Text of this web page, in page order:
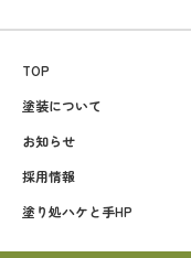
TOP
塗装について
お知らせ
採用情報
塗り処ハケと手HP